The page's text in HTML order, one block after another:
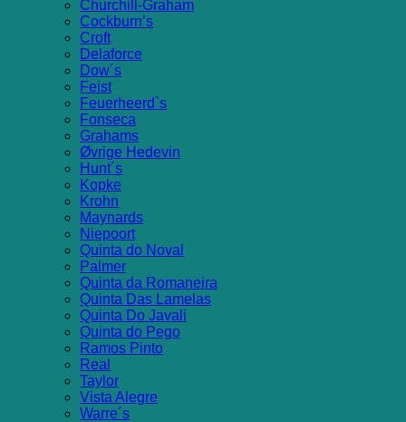
Churchill-Graham
Cockburn’s
Croft
Delaforce
Dow´s
Feist
Feuerheerd`s
Fonseca
Grahams
Øvrige Hedevin
Hunt´s
Kopke
Krohn
Maynards
Niepoort
Quinta do Noval
Palmer
Quinta da Romaneira
Quinta Das Lamelas
Quinta Do Javali
Quinta do Pego
Ramos Pinto
Real
Taylor
Vista Alegre
Warre´s